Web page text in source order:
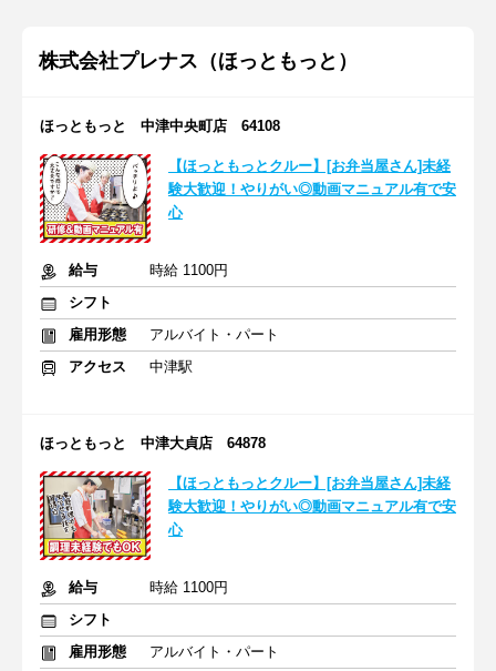
株式会社プレナス（ほっともっと）
ほっともっと 中津中央町店 64108
【ほっともっとクルー】[お弁当屋さん]未経
験大歓迎！やりがい◎動画マニュアル有で安
心
給与
時給 1100円
シフト
雇用形態
アルバイト・パート
アクセス
中津駅
ほっともっと 中津大貞店 64878
【ほっともっとクルー】[お弁当屋さん]未経
験大歓迎！やりがい◎動画マニュアル有で安
心
給与
時給 1100円
シフト
雇用形態
アルバイト・パート